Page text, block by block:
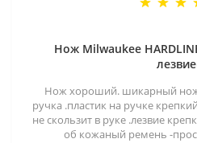
Нож Milwaukee
Нож хороший. шикарный нож
ручка .пластик на ручке
не скользит в руке .лезвие
об кожаный ремень -